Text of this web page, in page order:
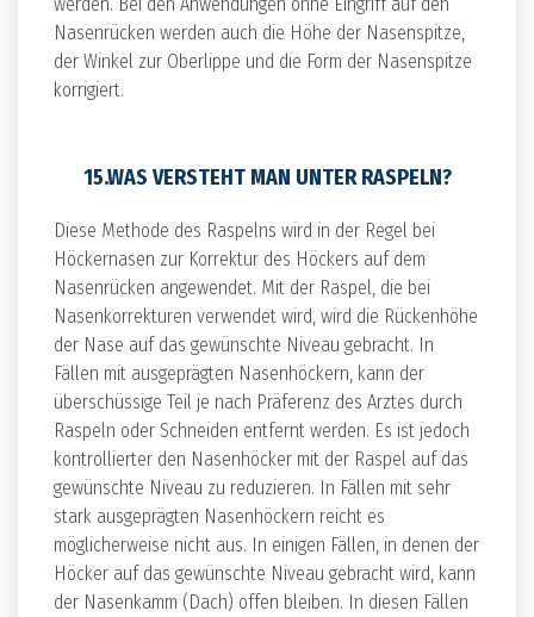
Nasenrücken werden auch die Höhe der Nasenspitze,
der Winkel zur Oberlippe und die Form der Nasenspitze
korrigiert.
15.WAS VERSTEHT MAN UNTER RASPELN?
Diese Methode des Raspelns wird in der Regel bei
Höckernasen zur Korrektur des Höckers auf dem
Nasenrücken angewendet. Mit der Raspel, die bei
Nasenkorrekturen verwendet wird, wird die Rückenhöhe
der Nase auf das gewünschte Niveau gebracht. In
Fällen mit ausgeprägten Nasenhöckern, kann der
überschüssige Teil je nach Präferenz des Arztes durch
Raspeln oder Schneiden entfernt werden. Es ist jedoch
kontrollierter den Nasenhöcker mit der Raspel auf das
gewünschte Niveau zu reduzieren. In Fällen mit sehr
stark ausgeprägten Nasenhöckern reicht es
möglicherweise nicht aus. In einigen Fällen, in denen der
Höcker auf das gewünschte Niveau gebracht wird, kann
der Nasenkamm (Dach) offen bleiben. In diesen Fällen